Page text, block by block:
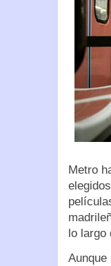
Metro
lo largo